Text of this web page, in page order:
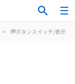
> 押ボタンスイッチ/表示灯